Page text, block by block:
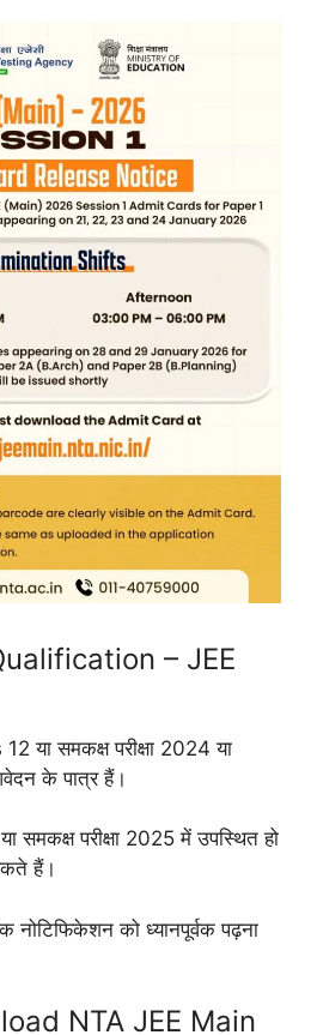
– JEE
या समकक्ष परीक्षा 2024 या
के पात्र हैं।
समकक्ष परीक्षा 2025 में उपस्थित हो
हैं।
को ध्यानपूर्वक पढ़ना
NTA JEE Main